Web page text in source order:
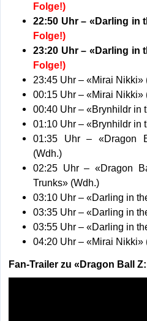
Folge!)
22:50 Uhr – «Darling in
Folge!)
23:20 Uhr – «Darling in
Folge!)
23:45 Uhr – «Mirai Nikki»
00:15 Uhr – «Mirai Nikki»
00:40 Uhr – «Brynhildr in
01:10 Uhr – «Brynhildr in
01:35 Uhr – «Dragon
(Wdh.)
02:25 Uhr – «Dragon
Trunks» (Wdh.)
03:10 Uhr – «Darling in
03:35 Uhr – «Darling in
03:55 Uhr – «Darling in
04:20 Uhr – «Mirai Nikki»
Fan-Trailer zu «Dragon Ball